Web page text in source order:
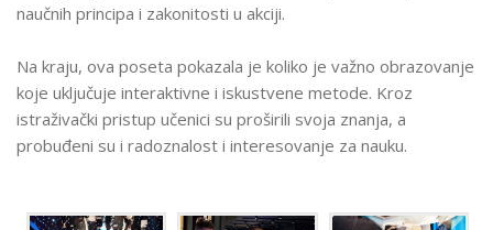
naučnih principa i zakonitosti u akciji.
Na kraju, ova poseta pokazala je koliko je važno obrazovanje
koje uključuje interaktivne i iskustvene metode. Kroz
istraživački pristup učenici su proširili svoja znanja, a
probuđeni su i radoznalost i interesovanje za nauku.